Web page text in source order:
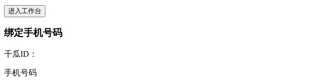
进入工作台
绑定手机号码
千瓜ID：
手机号码